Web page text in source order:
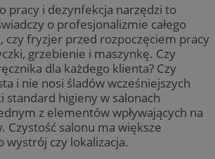
pracy i dezynfekcja narzędzi to
o profesjonalizmie całego
czy fryzjer przed rozpoczęciem pracy
grzebienie i maszynkę. Czy
dla każdego klienta? Czy
i nie nosi śladów wcześniejszych
standard higieny w salonach
z elementów wpływających na
Czystość salonu ma większe
wystrój czy lokalizacja.